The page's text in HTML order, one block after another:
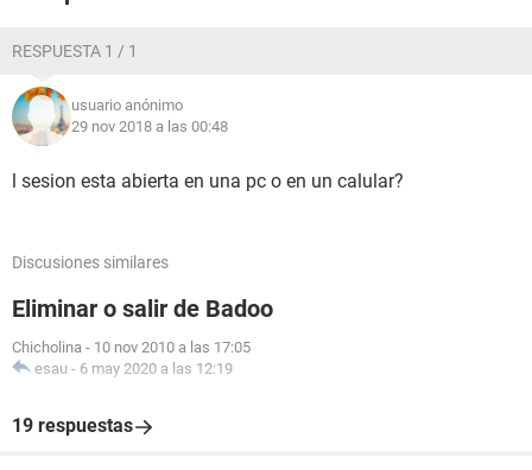
RESPUESTA 1 / 1
usuario anónimo
29 nov 2018 a las 00:48
l sesion esta abierta en una pc o en un calular?
Discusiones similares
Eliminar o salir de Badoo
Chicholina - 10 nov 2010 a las 17:05
esau - 6 may 2020 a las 12:19
19 respuestas